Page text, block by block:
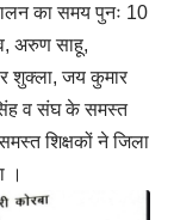
का समय पुनः 10
अरुण साहू,
शुक्ला, जय कुमार
व संघ के समस्त
शिक्षकों ने जिला
।